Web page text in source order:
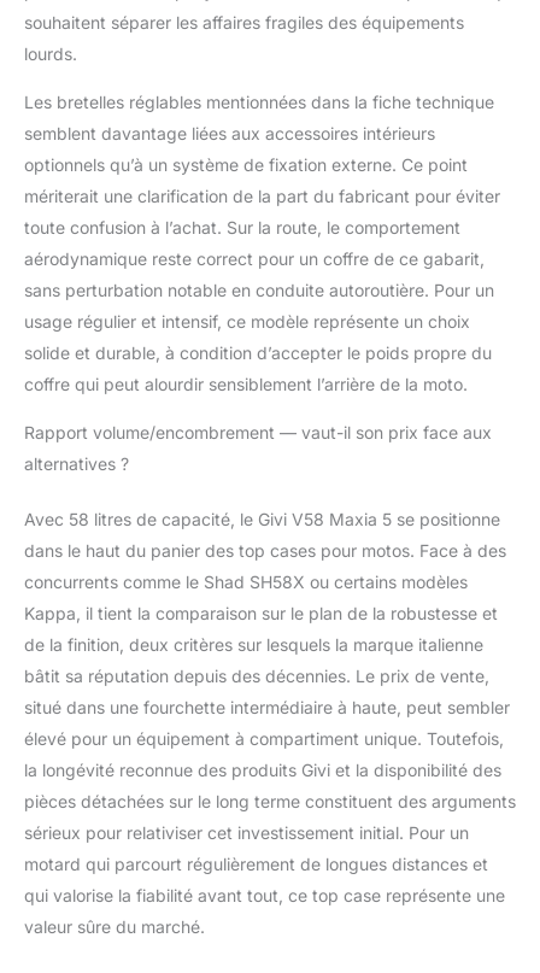
souhaitent séparer les affaires fragiles des équipements
lourds.
Les bretelles réglables mentionnées dans la fiche technique
semblent davantage liées aux accessoires intérieurs
optionnels qu’à un système de fixation externe. Ce point
mériterait une clarification de la part du fabricant pour éviter
toute confusion à l’achat. Sur la route, le comportement
aérodynamique reste correct pour un coffre de ce gabarit,
sans perturbation notable en conduite autoroutière. Pour un
usage régulier et intensif, ce modèle représente un choix
solide et durable, à condition d’accepter le poids propre du
coffre qui peut alourdir sensiblement l’arrière de la moto.
Rapport volume/encombrement — vaut-il son prix face aux
alternatives ?
Avec 58 litres de capacité, le Givi V58 Maxia 5 se positionne
dans le haut du panier des top cases pour motos. Face à des
concurrents comme le Shad SH58X ou certains modèles
Kappa, il tient la comparaison sur le plan de la robustesse et
de la finition, deux critères sur lesquels la marque italienne
bâtit sa réputation depuis des décennies. Le prix de vente,
situé dans une fourchette intermédiaire à haute, peut sembler
élevé pour un équipement à compartiment unique. Toutefois,
la longévité reconnue des produits Givi et la disponibilité des
pièces détachées sur le long terme constituent des arguments
sérieux pour relativiser cet investissement initial. Pour un
motard qui parcourt régulièrement de longues distances et
qui valorise la fiabilité avant tout, ce top case représente une
valeur sûre du marché.